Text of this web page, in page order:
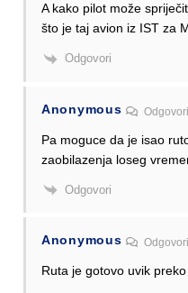
A kako pilot može
što je taj avion iz IST za
Odgovori
Anonymous
Pa moguce da je isao
zaobilazenja loseg
Odgovori
Anonymous
Ruta je gotovo uvik preko